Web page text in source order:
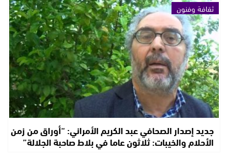
ثقافة وفنون
جديد إصدار الصحافي عبد الكريم الأمراني: “أوراق من زمن
الأحلام والخيبات: ثلاثون عاما في بلاط صاحبة الجلالة”